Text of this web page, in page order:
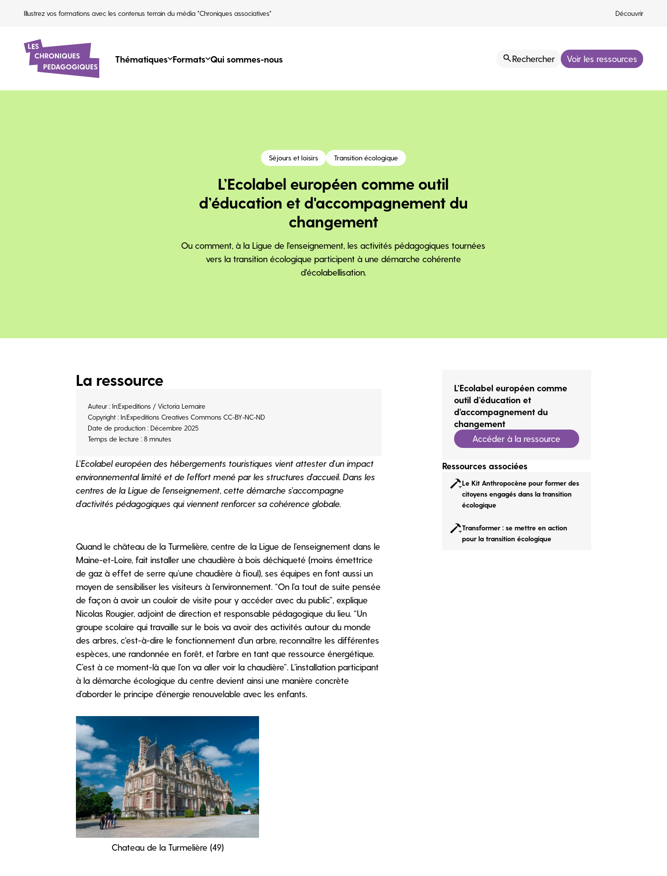
Illustrez vos formations avec les contenus terrain du média "Chroniques associatives" Découvrir
Thématiques Formats Qui sommes-nous Rechercher Voir les ressources
Séjours et loisirs Transition écologique
L’Ecolabel européen comme outil
d’éducation et d'accompagnement du
changement
Ou comment, à la Ligue de l'enseignement, les activités pédagogiques tournées
vers la transition écologique participent à une démarche cohérente
d'écolabellisation.
La ressource
Auteur : In:Expeditions / Victoria Lemaire
Copyright : In:Expeditions Creatives Commons CC-BY-NC-ND
Date de production : Décembre 2025
Temps de lecture : 8 mnutes
L’Ecolabel européen des hébergements touristiques vient attester d’un impact
environnemental limité et de l’effort mené par les structures d’accueil. Dans les
centres de la Ligue de l’enseignement, cette démarche s’accompagne
d’activités pédagogiques qui viennent renforcer sa cohérence globale.
Quand le château de la Turmelière, centre de la Ligue de l’enseignement dans le
Maine-et-Loire, fait installer une chaudière à bois déchiqueté (moins émettrice
de gaz à effet de serre qu’une chaudière à fioul), ses équipes en font aussi un
moyen de sensibiliser les visiteurs à l’environnement. “On l’a tout de suite pensée
de façon à avoir un couloir de visite pour y accéder avec du public”, explique
Nicolas Rougier, adjoint de direction et responsable pédagogique du lieu. “Un
groupe scolaire qui travaille sur le bois va avoir des activités autour du monde
des arbres, c'est-à-dire le fonctionnement d'un arbre, reconnaître les différentes
espèces, une randonnée en forêt, et l'arbre en tant que ressource énergétique.
C’est à ce moment-là que l’on va aller voir la chaudière”. L’installation participant
à la démarche écologique du centre devient ainsi une manière concrète
d’aborder le principe d’énergie renouvelable avec les enfants.
Chateau de la Turmelière (49)
L’Ecolabel européen comme
outil d’éducation et
d'accompagnement du
changement
Accéder à la ressource
Ressources associées
Le Kit Anthropocène pour former des
citoyens engagés dans la transition
écologique
Transformer : se mettre en action
pour la transition écologique